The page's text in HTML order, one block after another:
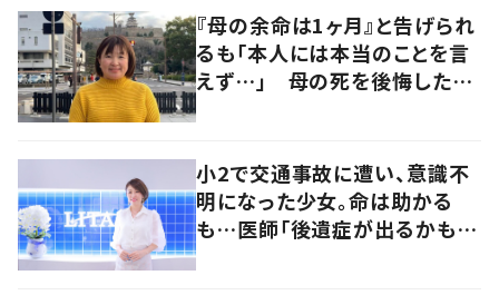
聞いた
『母の余命は1ヶ月』と告げられ
るも「本人には本当のことを言
えず…」 母の死を後悔した女
小2で交通事故に遭い、意識不
明になった少女。命は助かる
も…医師「後遺症が出るかもし